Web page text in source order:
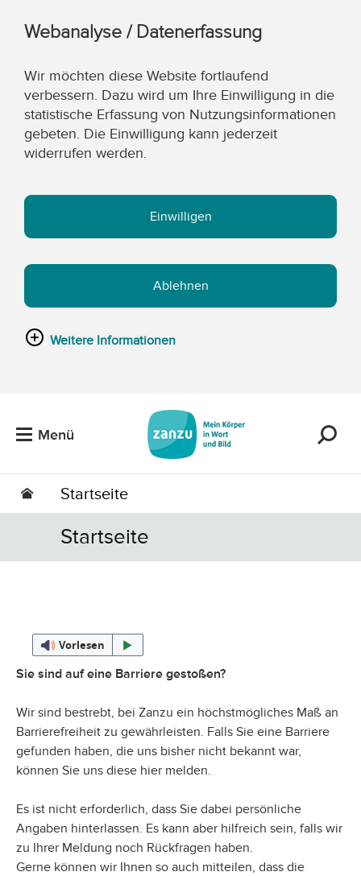
Webanalyse / Datenerfassung
Wir möchten diese Website fortlaufend
verbessern. Dazu wird um Ihre Einwilligung in die
statistische Erfassung von Nutzungsinformationen
gebeten. Die Einwilligung kann jederzeit
widerrufen werden.
Einwilligen
Ablehnen
Weitere Informationen
Menü
Startseite
Startseite
Vorlesen
Sie sind auf eine Barriere gestoßen?
Wir sind bestrebt, bei Zanzu ein höchstmögliches Maß an
Barrierefreiheit zu gewährleisten. Falls Sie eine Barriere
gefunden haben, die uns bisher nicht bekannt war,
können Sie uns diese hier melden.
Es ist nicht erforderlich, dass Sie dabei persönliche
Angaben hinterlassen. Es kann aber hilfreich sein, falls wir
zu Ihrer Meldung noch Rückfragen haben.
Gerne können wir Ihnen so auch mitteilen, dass die